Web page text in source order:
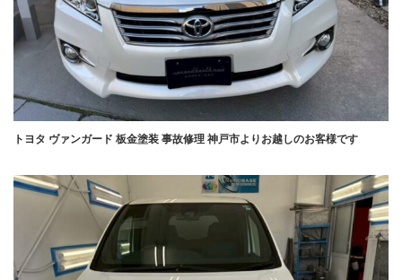
トヨタ ヴァンガード 板金塗装 事故修理 神戸市よりお越しのお客様です